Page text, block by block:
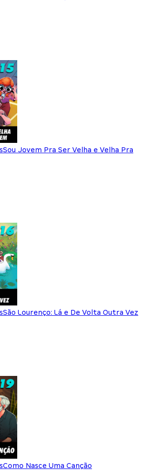
Sou Jovem Pra Ser Velha e Velha Pra
São Lourenço: Lá e De Volta Outra Vez
Como Nasce Uma Canção